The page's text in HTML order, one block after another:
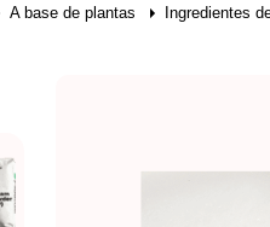
A base de plantas Ingredientes